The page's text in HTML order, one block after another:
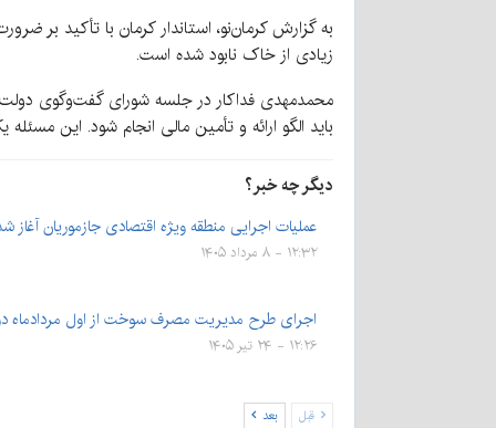
به گزارش کرمان‌نو، استاندار کرمان با تأکید
زیادی از خاک نابود شده است.
محمدمهدی فداکار در جلسه شورای گفت‌وگوی
باید الگو ارائه و تأمین مالی انجام شود. این
دیگر چه خبر؟
عملیات اجرایی منطقه ویژه اقتصادی جازموریان آغاز
۱۲:۳۲ - ۸ مرداد ۱۴۰۵
اجرای طرح مدیریت مصرف سوخت از اول مردادماه
۱۲:۲۶ - ۲۴ تیر ۱۴۰۵
قبل بعد